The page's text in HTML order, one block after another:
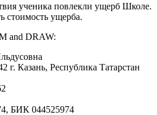
ученика повлекли ущерб Школе.
стоимость ущерба.
and DRAW:
г. Казань, Республика Татарстан
БИК 044525974